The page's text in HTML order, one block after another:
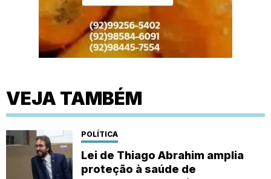
VEJA TAMBÉM
POLÍTICA
Lei de Thiago Abrahim amplia
proteção à saúde de